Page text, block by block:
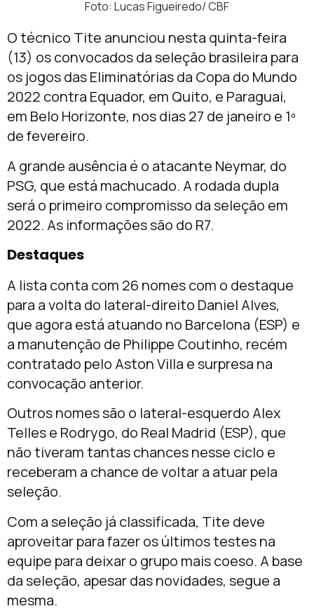
Foto: Lucas Figueiredo/ CBF
O técnico Tite anunciou nesta quinta-feira
(13) os convocados da seleção brasileira para
os jogos das Eliminatórias da Copa do Mundo
2022 contra Equador, em Quito, e Paraguai,
em Belo Horizonte, nos dias 27 de janeiro e 1º
de fevereiro.
A grande ausência é o atacante Neymar, do
PSG, que está machucado. A rodada dupla
será o primeiro compromisso da seleção em
2022. As informações são do R7.
Destaques
A lista conta com 26 nomes com o destaque
para a volta do lateral-direito Daniel Alves,
que agora está atuando no Barcelona (ESP) e
a manutenção de Philippe Coutinho, recém
contratado pelo Aston Villa e surpresa na
convocação anterior.
Outros nomes são o lateral-esquerdo Alex
Telles e Rodrygo, do Real Madrid (ESP), que
não tiveram tantas chances nesse ciclo e
receberam a chance de voltar a atuar pela
seleção.
Com a seleção já classificada, Tite deve
aproveitar para fazer os últimos testes na
equipe para deixar o grupo mais coeso. A base
da seleção, apesar das novidades, segue a
mesma.